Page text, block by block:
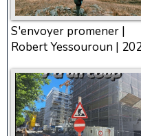
S'envoyer promener |
Robert Yessouroun |